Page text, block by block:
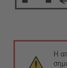
Η